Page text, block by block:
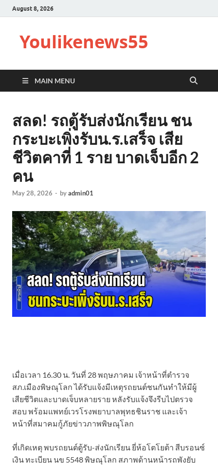
August 8, 2026
Youlikenews55
MAIN MENU
สลด! รถตู้รับส่งนักเรียน ชน
กระบะเพิ่งรับน.ร.เสร็จ เสีย
ชีวิตคาที่ 1 ราย บาดเจ็บอีก 2
คน
May 28, 2026 - byadmin01
เมื่อเวลา 16.30 น. วันที่ 28 พฤษภาคม เจ้าหน้าที่ตำรวจ
สภ.เมืองพิษณุโลก ได้รับแจ้งมีเหตุรถยนต์ชนกันทำให้มีผู้
เสียชีวิตและบาดเจ็บหลายราย หลังรับแจ้งจึงรีบไปตรวจ
สอบ พร้อมแพทย์เวรโรงพยาบาลพุทธชินราช และเจ้า
หน้าที่สมาคมกู้ภัยข่าวภาพพิษณุโลก
ที่เกิดเหตุ พบรถยนต์ตู้รับ-ส่งนักเรียน ยี่ห้อโตโยต้า สีบรอนซ์
เงิน ทะเบียน นข 5548 พิษณุโลก สภาพด้านหน้ารถพังยับ